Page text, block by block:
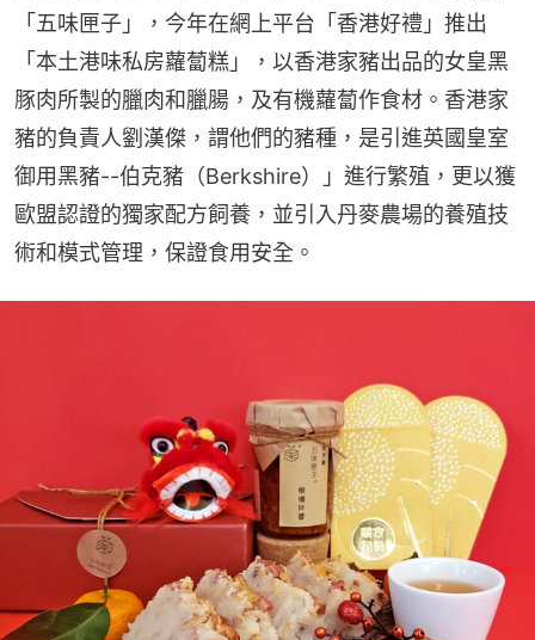
「五味匣子」，今年在網上平台「香港好禮」推出
「本土港味私房蘿蔔糕」，以香港家豬出品的女皇黑
豚肉所製的臘肉和臘腸，及有機蘿蔔作食材。香港家
豬的負責人劉漢傑，謂他們的豬種，是引進英國皇室
御用黑豬--伯克豬（Berkshire）」進行繁殖，更以獲
歐盟認證的獨家配方飼養，並引入丹麥農場的養殖技
術和模式管理，保證食用安全。